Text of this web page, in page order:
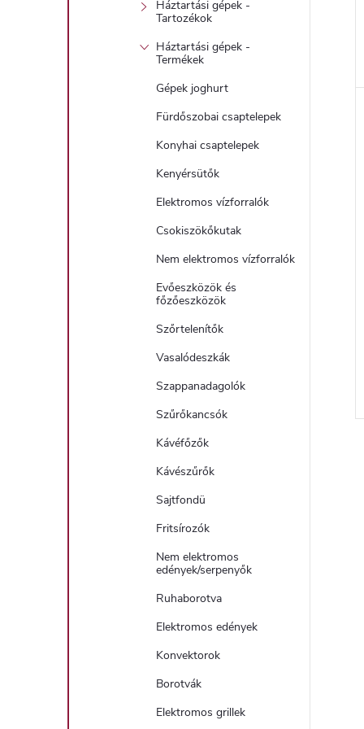
Háztartási gépek -
Tartozékok
Háztartási gépek -
Termékek
Gépek joghurt
Fürdőszobai csaptelepek
Konyhai csaptelepek
Kenyérsütők
Elektromos vízforralók
Csokiszökőkutak
Nem elektromos vízforralók
Evőeszközök és
főzőeszközök
Szőrtelenítők
Vasalódeszkák
Szappanadagolók
Szűrőkancsók
Kávéfőzők
Kávészűrők
Sajtfondü
Fritsírozók
Nem elektromos
edények/serpenyők
Ruhaborotva
Elektromos edények
Konvektorok
Borotvák
Elektromos grillek
l